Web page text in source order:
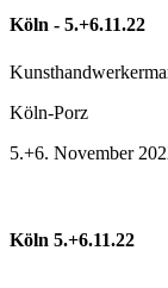
Köln - 5.+6.11.22
Köln-Porz
5.+6. November
Köln 5.+6.11.22